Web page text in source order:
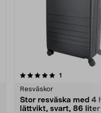
1
Resväskor
Stor resväska med 4
lättvikt, svart, 86 liter